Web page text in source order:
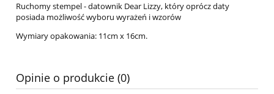
Ruchomy stempel - datownik Dear Lizzy, który oprócz daty
posiada możliwość wyboru wyrażeń i wzorów
Wymiary opakowania: 11cm x 16cm.
Opinie o produkcie (0)